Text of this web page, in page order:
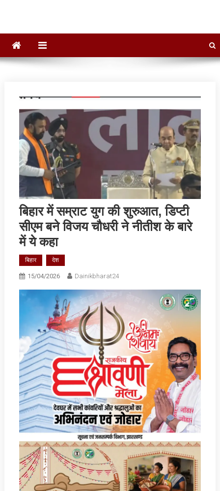
बिहार में सम्राट युग की शुरुआत, डिप्‍टी
सीएम बने विजय चौधरी ने नीतीश के बारे
में ये कहा
बिहार देश
15/04/2026 Dainikbharat24